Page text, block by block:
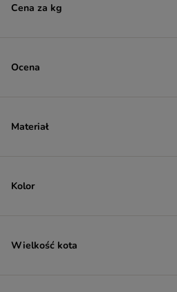
Cena za kg
Ocena
Materiał
Kolor
Wielkość kota